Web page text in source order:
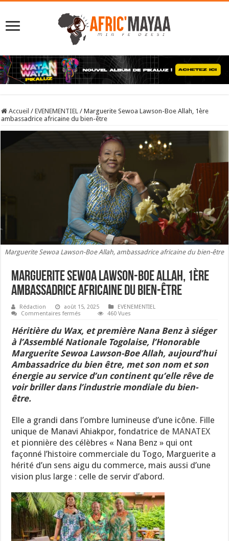
Accueil / EVENEMENTIEL / Marguerite Sewoa Lawson-Boe Allah, 1ère
ambassadrice africaine du bien-être
Marguerite Sewoa Lawson-Boe Allah, ambassadrice africaine du bien-être
Marguerite Sewoa Lawson-Boe Allah, 1ère
ambassadrice africaine du bien-être
Rédaction août 15, 2025
EVENEMENTIEL
Commentaires fermés
Sewoa
Lawson-
Boe
Allah,
1ère
ambassadrice
africaine
du
bien-
être
460 Vues
Héritière du Wax, et première Nana Benz à siéger
à l’Assemblé Nationale Togolaise, l’Honorable
Marguerite Sewoa Lawson-Boe Allah, aujourd’hui
Ambassadrice du bien être, met son nom et son
énergie au service d’un continent qu’elle rêve de
voir briller dans l’industrie mondiale du bien-
être.
Elle a grandi dans l’ombre lumineuse d’une icône. Fille
unique de Manavi Ahiakpor, fondatrice de MANATEX
et pionnière des célèbres « Nana Benz » qui ont
façonné l’histoire commerciale du Togo, Marguerite a
hérité d’un sens aigu du commerce, mais aussi d’une
vision plus large : celle de servir d’abord.